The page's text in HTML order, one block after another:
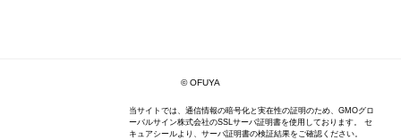
© OFUYA
当サイトでは、通信情報の暗号化と実在性の証明のため、GMOグロ
ーバルサイン株式会社のSSLサーバ証明書を使用しております。 セ
キュアシールより、サーバ証明書の検証結果をご確認ください。